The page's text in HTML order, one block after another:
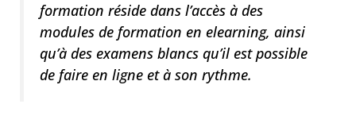
formation réside dans l’accès à des
modules de formation en elearning, ainsi
qu’à des examens blancs qu’il est possible
de faire en ligne et à son rythme.